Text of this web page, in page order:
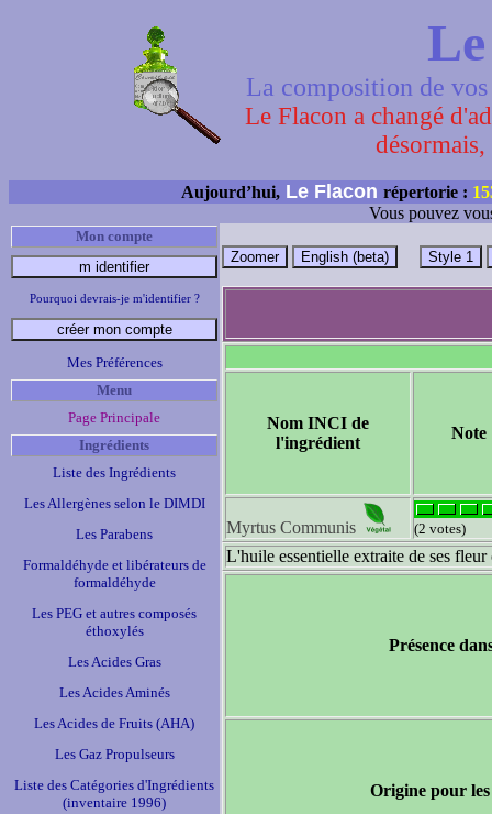
La composition de
Le Flacon a changé
Aujourd’hui, Le Flacon répertorie :
Vous pouvez
Mon compte
Pourquoi devrais-je m'identifier ?
Mes Préférences
Menu
Page Principale
Ingrédients
Liste des Ingrédients
Les Allergènes selon le DIMDI
Les Parabens
Formaldéhyde et libérateurs de
formaldéhyde
Les PEG et autres composés
éthoxylés
Les Acides Gras
Les Acides Aminés
Les Acides de Fruits (AHA)
Les Gaz Propulseurs
Liste des Catégories d'Ingrédients
(inventaire 1996)
Nom INCI de
l'ingrédient
Note
Myrtus Communis (2 votes)
L'huile essentielle extraite de ses
Présence
Origine pour les